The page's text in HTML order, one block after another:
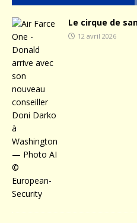
Le cirque de
12 avril 2026